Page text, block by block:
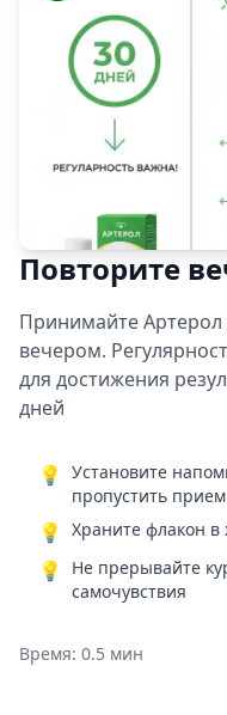
Повторите
Принимайте
вечером.
для достижения
дней
💡
Установите
пропустить прием
💡 Храните флакон в
💡
Не прерывайте
самочувствия
Время: 0.5 мин